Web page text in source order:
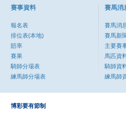
賽事資料
報名表
排位表(本地)
賠率
賽果
騎師分場表
練馬師分場表
賽馬消
賽馬消
賽馬新
主要賽
馬匹資
騎師資
練馬師
博彩要有節制